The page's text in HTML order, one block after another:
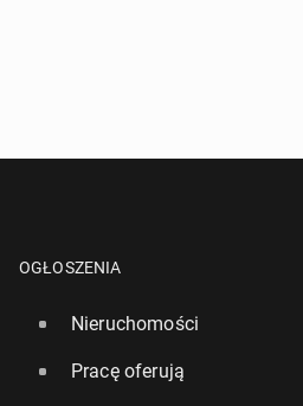
OGŁOSZENIA
Nieruchomości
Pracę oferują